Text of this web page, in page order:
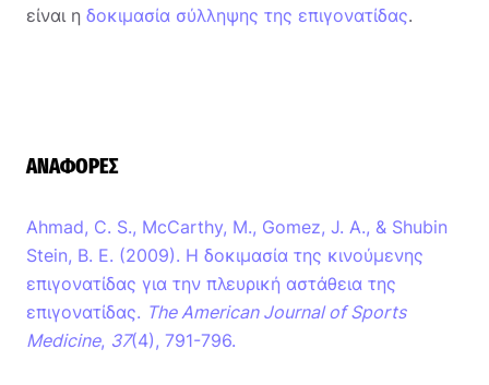
είναι η δοκιμασία σύλληψης της επιγονατίδας.
ΑΝΑΦΟΡΈΣ
Ahmad, C. S., McCarthy, M., Gomez, J. A., & Shubin
Stein, B. E. (2009). Η δοκιμασία της κινούμενης
επιγονατίδας για την πλευρική αστάθεια της
επιγονατίδας. The American Journal of Sports
Medicine, 37(4), 791-796.